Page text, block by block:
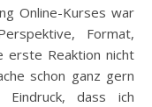
Online-Kurses war
Format,
erste Reaktion nicht
schon ganz gern
dass ich